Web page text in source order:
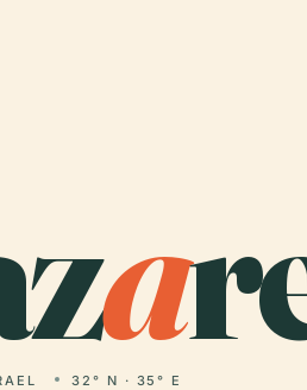
a
32° N · 35° E